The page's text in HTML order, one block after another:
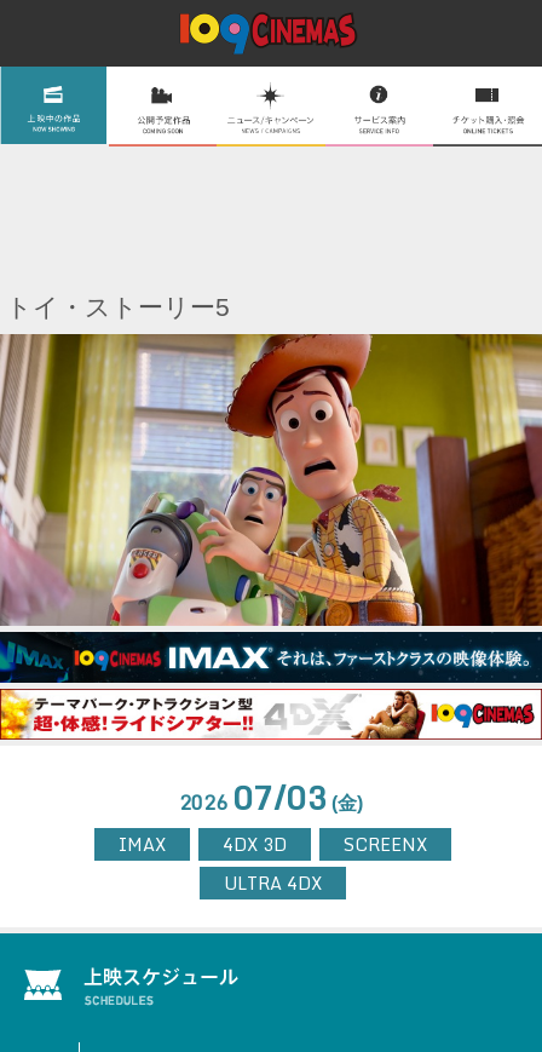
トイ・ストーリー5
2026 07/03 (金)
IMAX 4DX 3D
SCREENX
ULTRA 4DX